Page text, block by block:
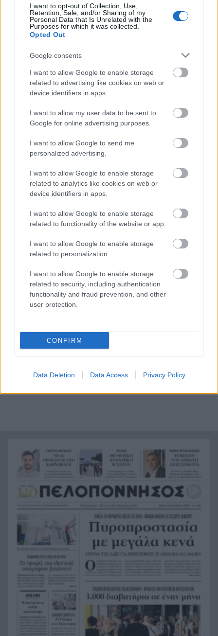
I want to opt-out of Collection, Use,
Retention, Sale, and/or Sharing of my
Personal Data that Is Unrelated with the
Purposes for which it was collected.
Opted Out
Google consents
I want to allow Google to enable storage
related to advertising like cookies on web or
device identifiers in apps.
I want to allow my user data to be sent to
Google for online advertising purposes.
I want to allow Google to send me
personalized advertising.
I want to allow Google to enable storage
related to analytics like cookies on web or
device identifiers in apps.
I want to allow Google to enable storage
related to functionality of the website or app.
I want to allow Google to enable storage
related to personalization.
I want to allow Google to enable storage
related to security, including authentication
functionality and fraud prevention, and other
user protection.
CONFIRM
Data Deletion Data Access Privacy Policy
Το μεγάλο ρεκόρ του Κριστιάνο Ρονάλντο, που
δύσκολα θα καταρριφθεί
23:21
Νύχτα: Έβδομη σύλληψη για τις επιθέσεις σε
καταστήματα στην Πάτρα
Ο Ολυμπιακός ακίνδυνος δεν βρήκε λύσεις και
γκολ, έμεινε στο μηδέν με τη Ναϊμέγκεν
«Είχα για 2,5 χρόνια στον καταψύκτη τον νεκρό
της μητέρας μου», σοκαριστική ομολογία για τον
Μυστρά
«Ντου» της αστυνομίας στις φυλακές Άμφισσας
και Μαλανδρίνου, βρέθηκαν ναρκωτικά και
κινητά τηλέφωνα
Ινδονησία: Πιλότος πιάστηκε να μεταφέρει στη
βαλίτσα του πάνω από 70.000 χάπια ecstasy
Σύλληψη 46χρονου γιατί επέτρεψε σε ανήλικο
γιο του να κάνει jet ski
Πέθανε ο θρυλικός Γιώργος Μαρσέλος
Δυτική Αττική: Για 5η νύχτα συνεχίζεται η μάχη
με τις φλόγες, σε Λούμπα και Λάκκα Καλογήρου,
«Βρέθηκε εντός καταψύκτη σορός ανδρός, η
οποία ανήκει στον αποβιώσαντα 90χρονο», η
Τα λιωμένα καλώδια της μεγάλης καταστροφής,
Με τα αδέλφια Ανδρέα και Κωνσταντίνο
Μπιτσάκο η Εθνική ανδρών στους Μεσογειακούς
Πέταξε στα σκουπίδια δελτίο που κέρδιζε ένα
βρήκε!
20:23
H Εθνική Νέων Γυναικών καθάρισε την
Πορτογαλία και πέρασε στους «8» του
20:12
Σοκ στην Πάτρα, βρέθηκε απαγχονισμένος
20:00
Ράγισαν και οι πέτρες στην κηδεία του Φράνκο
Μπαρέζι, χιλιάδες στο τελευταίο αντίο στον
μεγάλο αρχηγό της Μίλαν